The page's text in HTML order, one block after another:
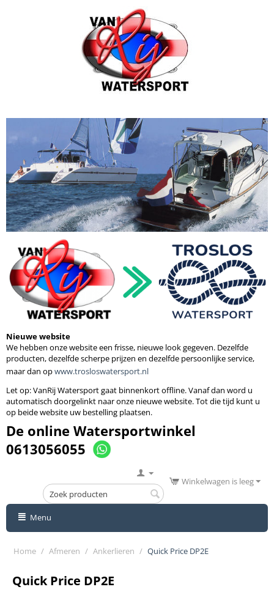
Nieuwe website
We hebben onze website een frisse, nieuwe look gegeven. Dezelfde
producten, dezelfde scherpe prijzen en dezelfde persoonlijke service,
maar dan opwww.trosloswatersport.nl
Let op: VanRij Watersport gaat binnenkortoffline. Vanaf dan word u
automatisch doorgelinkt naar onze nieuwe website. Tot die tijd kunt u
op beide website uw bestelling plaatsen.
De online Watersportwinkel
0613056055
Winkelwagen is leeg
Menu
Home / Afmeren / Ankerlieren / Quick Price DP2E
Quick Price DP2E